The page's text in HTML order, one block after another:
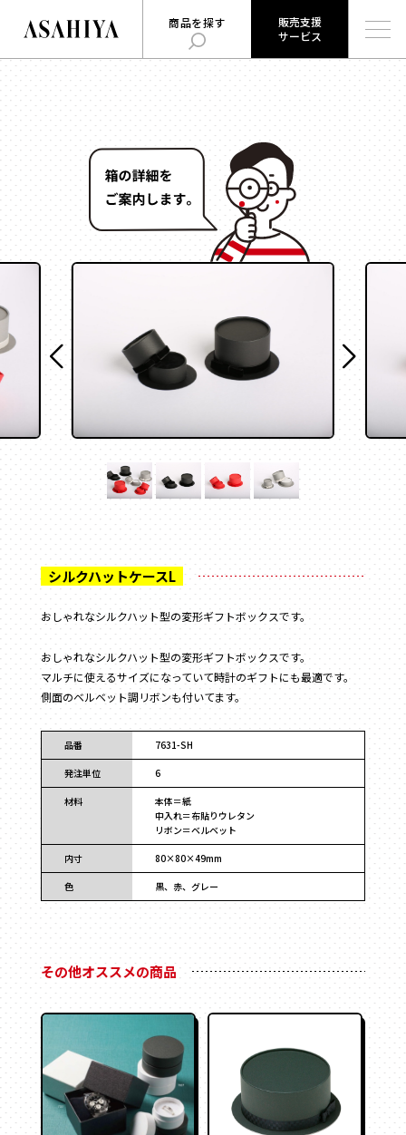
商品を探す
販売支援
サービス
販売支援
サービス
とは
ログイン
旭屋について
ABOUT US
旭屋ジャーナル
ASAHIYA JOURNAL
ハコまじめさんに相談だ！
Q&A
商品を探す
用途 で探す
お菓子
ジュエリー
フラワー
ウェディング・ブライダル
ギフト
アクセサリー
コスメ
アパレル
食品
フルーツ
お酒
お茶
ステイショナリー
保管箱
ゲーム
フォト
陶器
メガネ
玩具
電子機器
キーボックス
その他
形状 で探す
かぶせ式
インロー式
丁番型
マウント型
BOOK型
多角形
家型
バック型
カゴ型
ドーム型
2段式
開くタイプ
身箱のみ
ステッチ留め
スリーブ
のせふた式
フォトフレーム
マグネット付き
Vカット
底ワンタッチ
スライド式
フラップ式
変形箱
ハート形
多角形
家型
バック型
かご型
ドーム型
材質 で探す
紙
サテン
レザー
合成
ベロア
スエード
クリアケース
プラスチック
木箱
販売支援サービスとは
ログイン
会社概要
採用情報
tel.095-882-1230
お電話受付時間／月〜金曜 9:00〜17:30 （土日祝を除く）
メールでお問い合わせ
おしゃれなシルクハット型の変形ギフトボックスです。
おしゃれなシルクハット型の変形ギフトボックスです。
マルチに使えるサイズになっていて時計のギフトにも最適です。
側面のベルベット調リボンも付いてます。
品番 7631-SH
発注単位 6
材料
本体＝紙
中入れ＝布貼りウレタン
リボン＝ベルベット
内寸 80×80×49mm
色 黒、赤、グレー
その他オススメの商品